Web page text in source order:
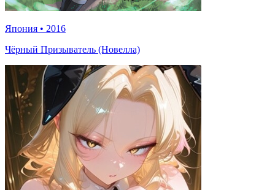
Япония • 2016
Чёрный Призыватель (Новелла)